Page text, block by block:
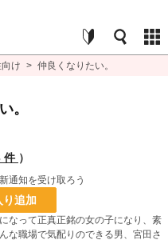
け > 仲良くなりたい。
。
件 ）
通知を受け取ろう
り追加
なって正真正銘の女の子になり、素
な職場で気配りのできる男、宮田さ